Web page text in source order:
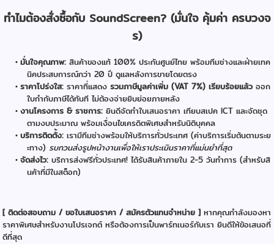
ทำไมต้องสั่งซื้อกับ SoundScreen? (มั่นใจ คุ้มค่า ครบวงจ
ร)
มั่นใจคุณภาพ:สินค้าของแท้ 100% ประกันศูนย์ไทย พร้อมทีมช่างและฝ่ายเทค
นิคประสบการณ์กว่า 20 ปี ดูแลหลังการขายโดยตรง
ราคาโปร่งใส:ราคาที่แสดง รวมภาษีมูลค่าเพิ่ม (VAT 7%) เรียบร้อยแล้วออก
ใบกำกับภาษีได้ทันที ไม่ต้องจ่ายยิบย่อยภายหลัง
งานโครงการ & ราชการ:ยินดีจัดทำใบเสนอราคา เทียบสเปค ICT และจัดชุด
ตามงบประมาณ พร้อมเงื่อนไขเครดิตพิเศษสำหรับนิติบุคคล
บริการติดตั้ง:เรามีทีมช่างพร้อมให้บริการทั่วประเทศ (ค่าบริการเริ่มต้นตามระย
ะทาง)รบกวนส่งรูปหน้างานเพื่อให้เราประเมินราคาที่แม่นยำที่สุด
จัดส่งไว:บริการส่งฟรีทั่วประเทศ! ได้รับสินค้าภายใน 2-5 วันทำการ (สำหรับสิ
นค้าที่มีในสต็อก)
[ ติดต่อสอบถาม / ขอใบเสนอราคา / สมัครตัวแทนจำหน่าย ]หากคุณกำลังมองหา
ราคาพิเศษสำหรับงานโปรเจกต์ หรือต้องการเป็นพาร์ทเนอร์กับเรา ยินดีให้ข้อเสนอที่
ดีที่สุด